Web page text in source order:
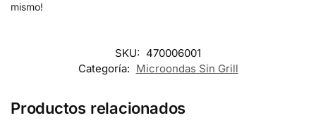
mismo!
SKU: 470006001
Categoría: Microondas Sin Grill
Productos relacionados